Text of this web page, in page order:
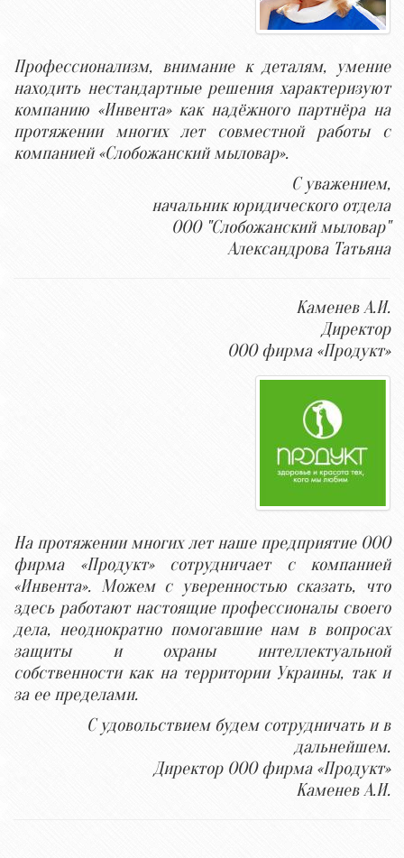
Профессионализм, внимание к деталям, умение
находить нестандартные решения характеризуют
компанию «Инвента» как надёжного партнёра на
протяжении многих лет совместной работы с
компанией «Слобожанский мыловар».
С уважением,
начальник юридического отдела
ООО "Слобожанский мыловар"
Александрова Татьяна
Каменев А.И.
Директор
ООО фирма «Продукт»
На протяжении многих лет наше предприятие ООО
фирма «Продукт» сотрудничает с компанией
«Инвента». Можем с уверенностью сказать, что
здесь работают настоящие профессионалы своего
дела, неоднократно помогавшие нам в вопросах
защиты и охраны интеллектуальной
собственности как на территории Украины, так и
за ее пределами.
С удовольствием будем сотрудничать и в
дальнейшем.
Директор ООО фирма «Продукт»
Каменев А.И.